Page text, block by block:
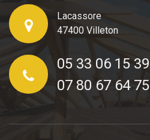
Lacassore
47400 Villeton
05 33 06 15 39
07 80 67 64 75